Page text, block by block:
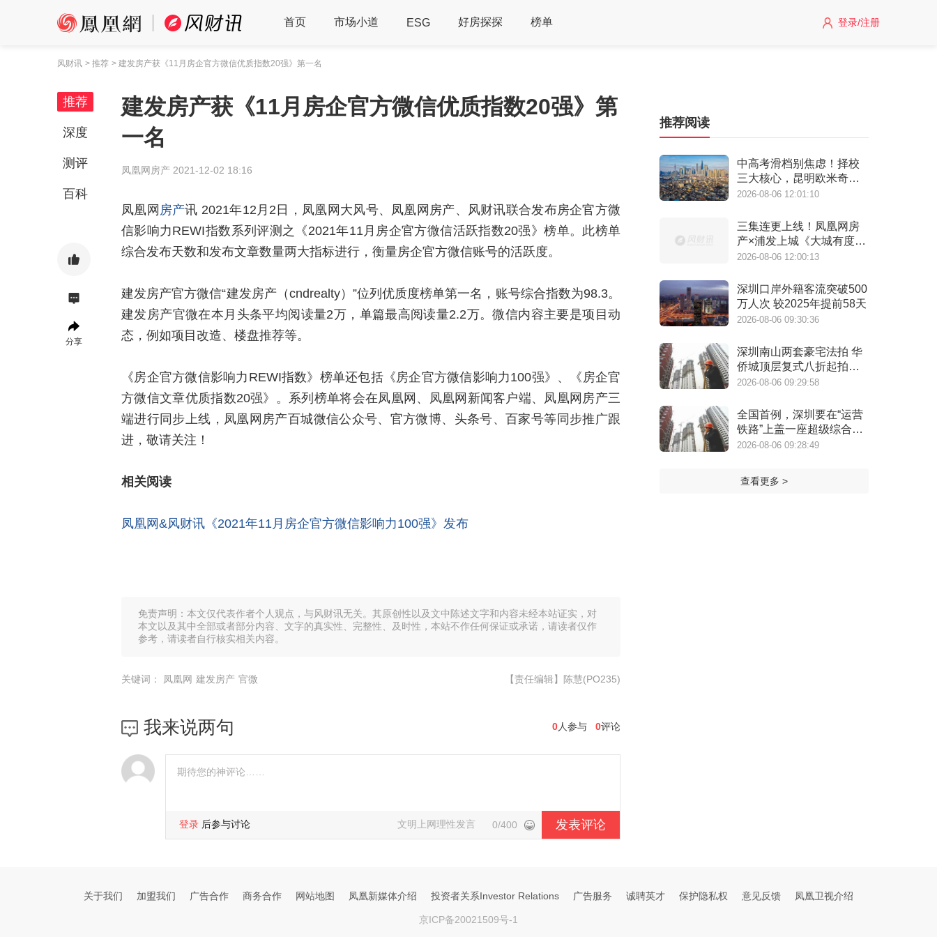
首页 市场小道 ESG 好房探探 榜单 登录/注册
风财讯 > 推荐 > 建发房产获《11月房企官方微信优质指数20强》第一名
推荐
深度
测评
百科
分享
建发房产获《11月房企官方微信优质指数20强》第
一名
凤凰网房产 2021-12-02 18:16
凤凰网 房产讯 2021年12月2日，凤凰网大风号、凤凰网房产、风财讯联合发布房企官方微
信影响力REWI指数系列评测之《2021年11月房企官方微信活跃指数20强》榜单。此榜单
综合发布天数和发布文章数量两大指标进行，衡量房企官方微信账号的活跃度。
建发房产官方微信“建发房产（cndrealty）”位列优质度榜单第一名，账号综合指数为98.3。
建发房产官微在本月头条平均阅读量2万，单篇最高阅读量2.2万。微信内容主要是项目动
态，例如项目改造、楼盘推荐等。
《房企官方微信影响力REWI指数》榜单还包括《房企官方微信影响力100强》、《房企官
方微信文章优质指数20强》。系列榜单将会在凤凰网、凤凰网新闻客户端、凤凰网房产三
端进行同步上线，凤凰网房产百城微信公众号、官方微博、头条号、百家号等同步推广跟
进，敬请关注！
相关阅读
凤凰网&风财讯《2021年11月房企官方微信影响力100强》发布
免责声明：本文仅代表作者个人观点，与风财讯无关。其原创性以及文中陈述文字和内容未经本站证实，对
本文以及其中全部或者部分内容、文字的真实性、完整性、及时性，本站不作任何保证或承诺，请读者仅作
参考，请读者自行核实相关内容。
关键词： 凤凰网 建发房产 官微 【责任编辑】陈慧(PO235)
我来说两句 0人参与 0评论
登录 后参与讨论 文明上网理性发言 0/400 发表评论
推荐阅读
中高考滑档别焦虑！择校
三大核心，昆明欧米奇一
站式覆盖
2026-08-06 12:01:10
三集连更上线！凤凰网房
产×浦发上城《大城有度》
纪录片 见证一座百万方大
2026-08-06 12:00:13
深圳口岸外籍客流突破500
万人次 较2025年提前58天
2026-08-06 09:30:36
深圳南山两套豪宅法拍 华
侨城顶层复式八折起拍深
圳湾住宅1334.98万起
2026-08-06 09:29:58
全国首例，深圳要在“运营
铁路”上盖一座超级综合
体！
2026-08-06 09:28:49
查看更多 >
关于我们 加盟我们 广告合作 商务合作 网站地图 凤凰新媒体介绍 投资者关系Investor Relations 广告服务 诚聘英才 保护隐私权 意见反馈 凤凰卫视介绍
京ICP备20021509号-1